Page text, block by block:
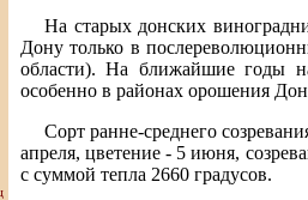
На старых донских
Дону только в
области). На ближайшие годы
особенно в районах орошения
Сорт ранне-среднего
апреля, цветение - 5 июня,
с суммой тепла 2660 градусов.